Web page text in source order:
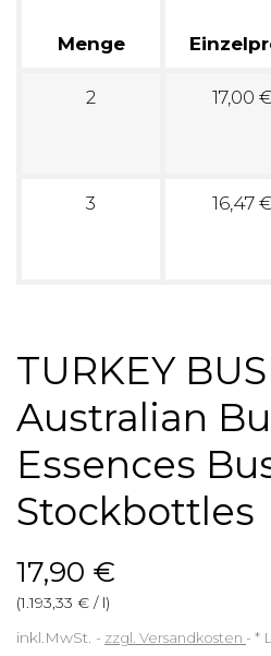
Menge
2 17,00
3 16,47
TURKEY
Australian
Essences
Stockbottles
17,90 €
(1.193,33 € / l)
inkl.MwSt.
zzgl. Versandkosten *